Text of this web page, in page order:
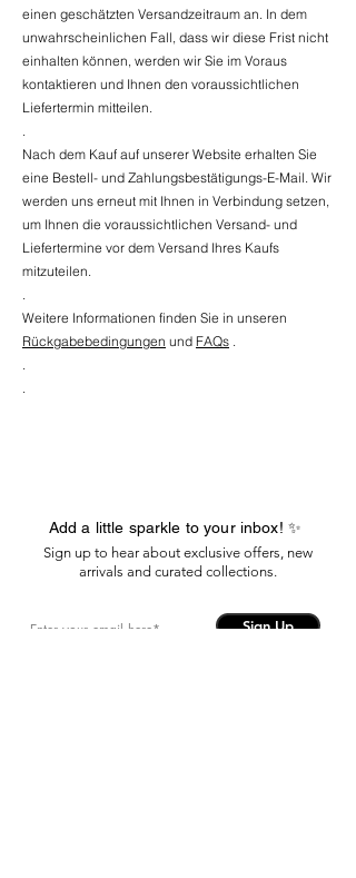
einen geschätzten Versandzeitraum an. In dem
unwahrscheinlichen Fall, dass wir diese Frist nicht
einhalten können, werden wir Sie im Voraus
kontaktieren und Ihnen den voraussichtlichen
Liefertermin mitteilen.
Nach dem Kauf auf unserer Website erhalten Sie
eine Bestell- und Zahlungsbestätigungs-E-Mail. Wir
werden uns erneut mit Ihnen in Verbindung setzen,
um Ihnen die voraussichtlichen Versand- und
Liefertermine vor dem Versand Ihres Kaufs
mitzuteilen.
Weitere Informationen finden Sie in unseren
Rückgabebedingungen und FAQs
Add a little sparkle to your inbox! ✨
Sign up to hear about exclusive offers, new
arrivals and curated collections.
Sign Up